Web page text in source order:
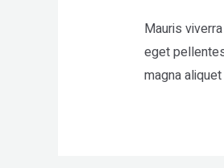
Mauris
eget
magna